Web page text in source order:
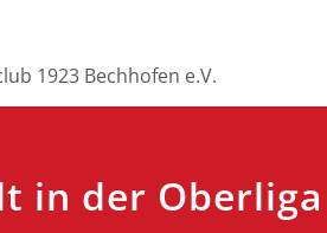
1923 Bechhofen e.V.
in der Oberliga